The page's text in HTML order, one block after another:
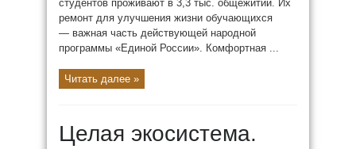
студентов проживают в 3,3 тыс. общежитий. Их
ремонт для улучшения жизни обучающихся
— важная часть действующей народной
программы «Единой России». Комфортная ...
Читать далее »
Целая экосистема.